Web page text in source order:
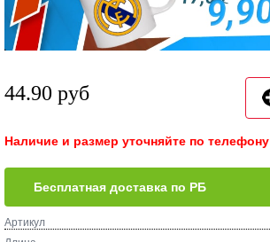
44.90 руб
Наличие и размер уточняйте по телефону
Бесплатная доставка по РБ
Артикул